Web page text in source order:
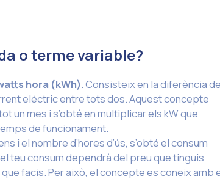
o terme variable?
hora (kWh). Consisteix en la diferència
elèctric entre tots dos. Aquest concepte
un mes i s’obté en multiplicar els kW que
de funcionament.
i el nombre d’hores d’ús, s’obté el consum
teu consum dependrà del preu que tinguis
facis. Per això, el concepte es coneix amb